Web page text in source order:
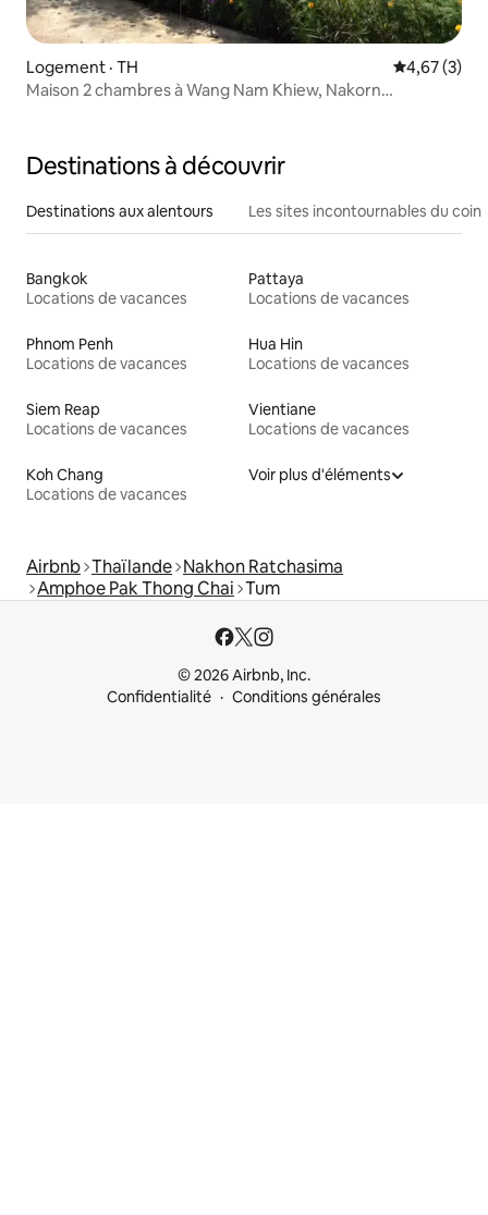
Logement · TH Note
4,67 (3)
Maison 2 chambres à Wang Nam Khiew, Nakorn
Destinations à découvrir
Destinations aux alentours Les sites incontournables du coin
Bangkok
Locations de vacances
Pattaya
Locations de vacances
Phnom Penh
Locations de vacances
Hua Hin
Locations de vacances
Siem Reap
Locations de vacances
Vientiane
Locations de vacances
Koh Chang
Locations de vacances
Voir plus d'éléments
Airbnb Thaïlande Nakhon Ratchasima
Amphoe Pak Thong Chai Tum
© 2026 Airbnb, Inc.
Confidentialité
Conditions générales